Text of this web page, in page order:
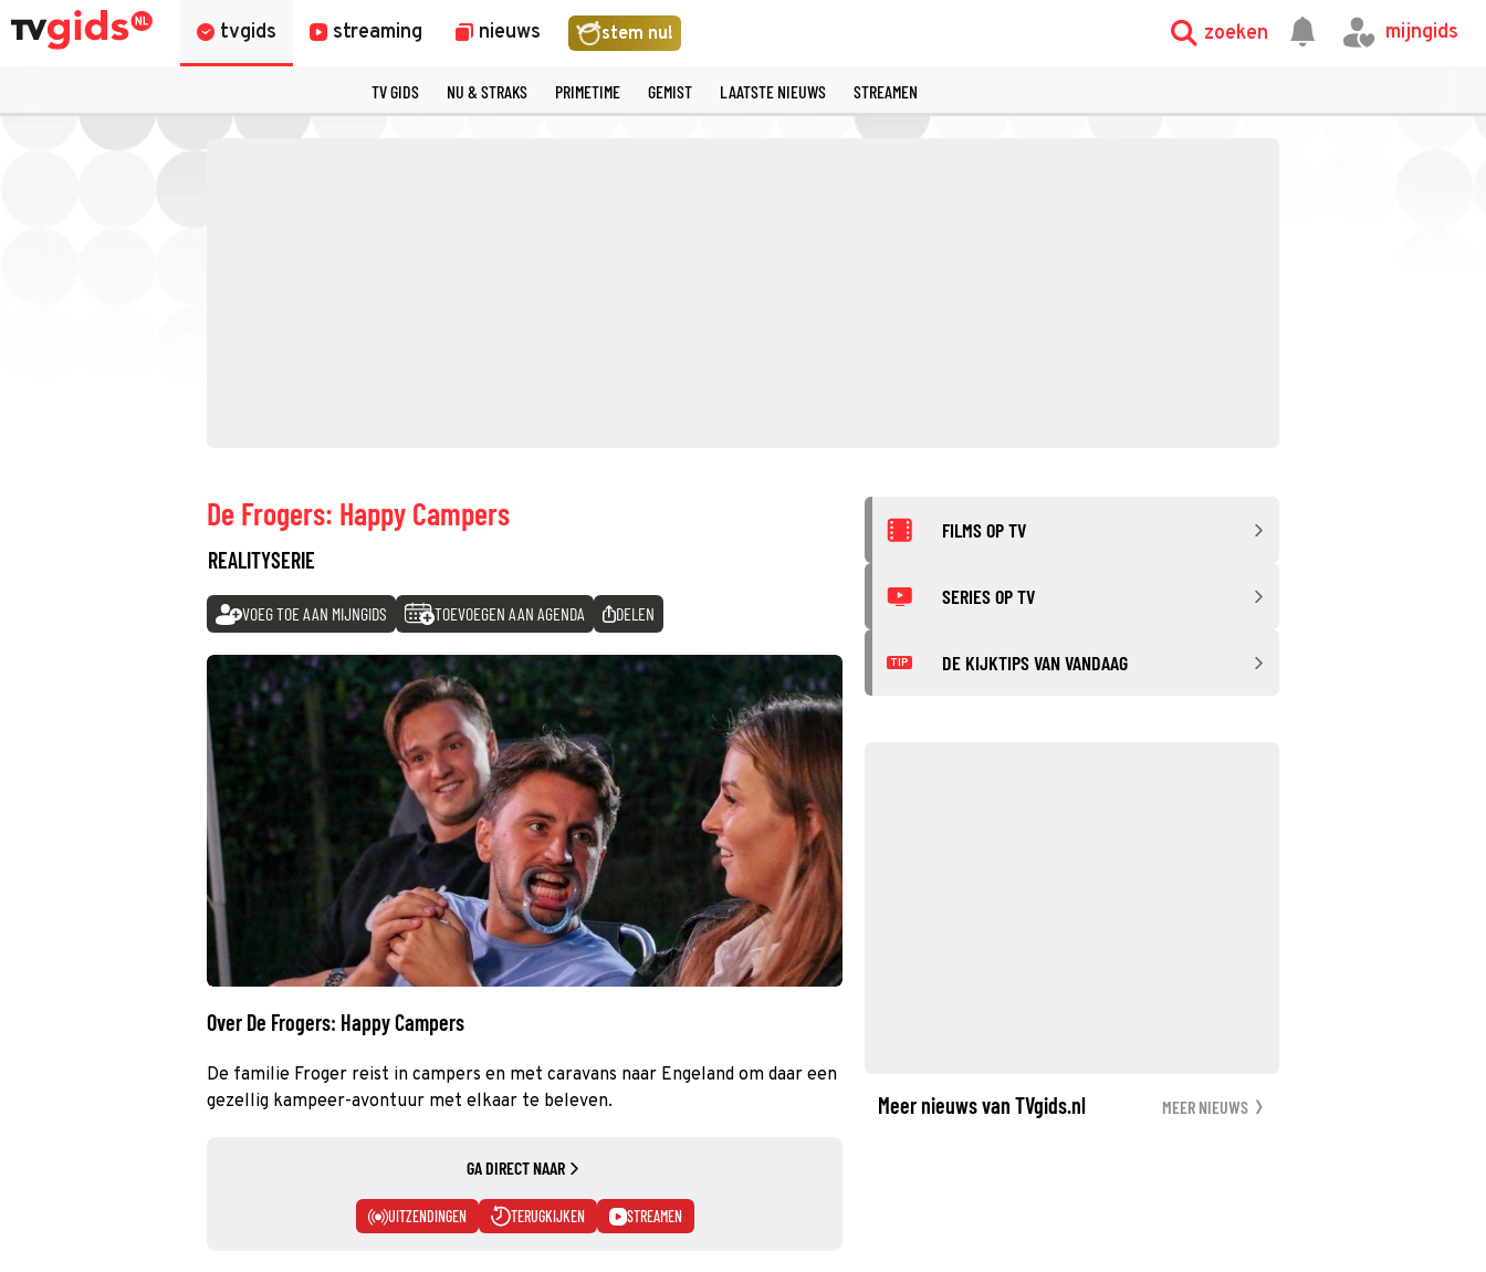
tvgids streaming nieuws stem nu! zoeken mijngids
TV GIDS NU & STRAKS PRIMETIME GEMIST LAATSTE NIEUWS STREAMEN
De Frogers: Happy Campers
REALITYSERIE
VOEG TOE AAN MIJNGIDS TOEVOEGEN AAN AGENDA DELEN
Over De Frogers: Happy Campers
De familie Froger reist in campers en met caravans naar Engeland om daar een
gezellig kampeer-avontuur met elkaar te beleven.
GA DIRECT NAAR
UITZENDINGEN TERUGKIJKEN STREAMEN
FILMS OP TV
SERIES OP TV
TIP DE KIJKTIPS VAN VANDAAG
Meer nieuws van TVgids.nl MEER NIEUWS